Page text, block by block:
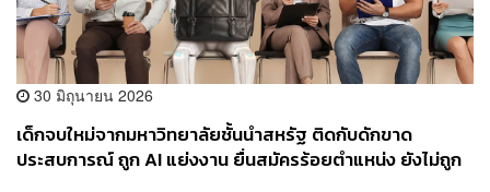
30 มิถุนายน 2026
เด็กจบใหม่จากมหาวิทยาลัยชั้นนำสหรัฐ ติดกับดักขาด
ประสบการณ์ ถูก AI แย่งงาน ยื่นสมัครร้อยตำแหน่ง ยังไม่ถูก